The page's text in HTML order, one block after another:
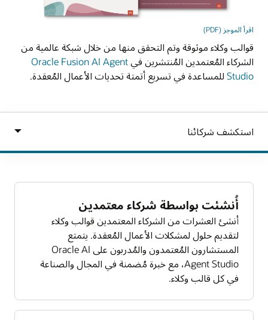
اقرأ الموجز (PDF)
قوالب وكلاء موثوقة وتم التحقق منها من خلال شبكة عالمية من
الشركاء المُعتمدين المُنتشرين في Oracle Fusion AI Agent
Studio للمساعدة في تسريع أتمتة تحديات الأعمال المُعقدة.
أُنشئت بواسطة شركاء معتمدين
أنشئ العشرات من الشركاء المعتمدين قوالب وكلاء
لتقديم حلول لمشكلات الأعمال المُعقدة. يتمتع
المستشارون المُعتمدون والمُدربون على Oracle AI
Agent Studio، مع خبرة مُضمنة في المجال والصناعة
في كل قالب وكلاء.